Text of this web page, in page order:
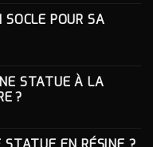
POUR SA
STATUE À LA
?